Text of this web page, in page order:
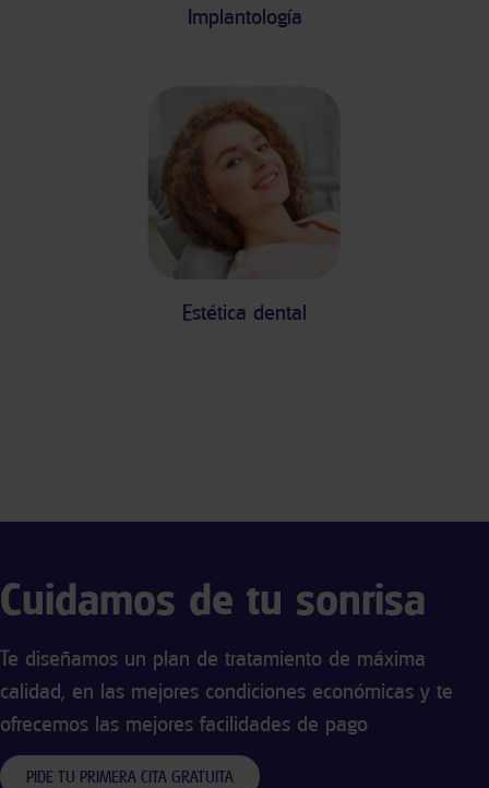
Implantología
Estética dental
Cuidamos de tu sonrisa
Te diseñamos un plan de tratamiento de máxima
calidad, en las mejores condiciones económicas y te
ofrecemos las mejores facilidades de pago
PIDE TU PRIMERA CITA GRATUITA